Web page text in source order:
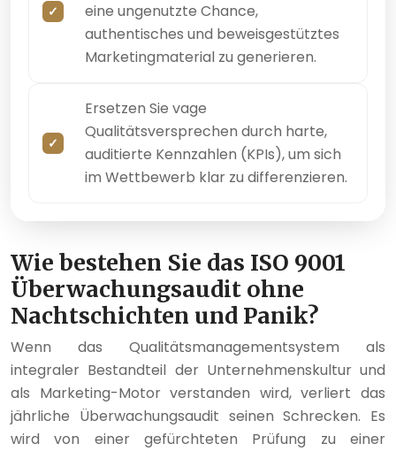
eine ungenutzte Chance,
authentisches und beweisgestütztes
Marketingmaterial zu generieren.
Ersetzen Sie vage
Qualitätsversprechen durch harte,
auditierte Kennzahlen (KPIs), um sich
im Wettbewerb klar zu differenzieren.
Wie bestehen Sie das ISO 9001
Überwachungsaudit ohne
Nachtschichten und Panik?
Wenn das Qualitätsmanagementsystem als
integraler Bestandteil der Unternehmenskultur und
als Marketing-Motor verstanden wird, verliert das
jährliche Überwachungsaudit seinen Schrecken. Es
wird von einer gefürchteten Prüfung zu einer